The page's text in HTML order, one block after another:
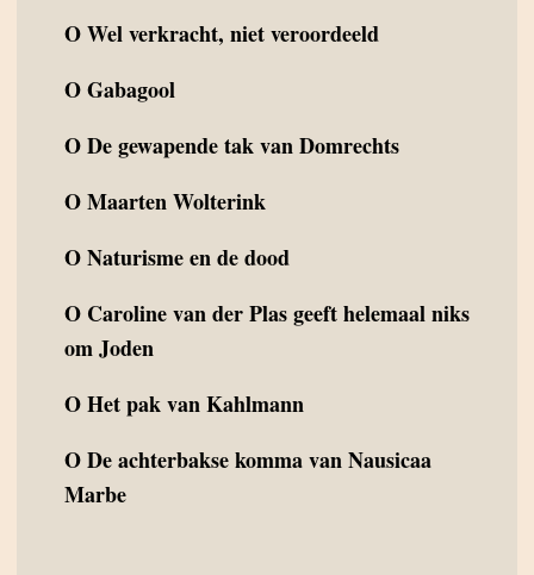
OWel verkracht, niet veroordeeld
OGabagool
ODe gewapende tak van Domrechts
OMaarten Wolterink
ONaturisme en de dood
O Caroline van der Plas geeft helemaal niks
om Joden
OHet pak van Kahlmann
ODe achterbakse komma van Nausicaa
Marbe